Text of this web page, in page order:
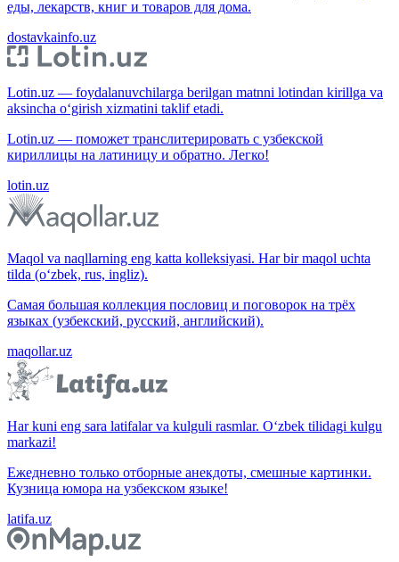
еды, лекарств, книг и товаров для дома.
dostavkainfo.uz
Lotin.uz — foydalanuvchilarga berilgan matnni lotindan kirillga va
aksincha o‘girish xizmatini taklif etadi.
Lotin.uz — поможет транслитерировать с узбекской
кириллицы на латиницу и обратно. Легко!
lotin.uz
Maqol va naqllarning eng katta kolleksiyasi. Har bir maqol uchta
tilda (o‘zbek, rus, ingliz).
Самая большая коллекция пословиц и поговорок на трёх
языках (узбекский, русский, английский).
maqollar.uz
Har kuni eng sara latifalar va kulguli rasmlar. O‘zbek tilidagi kulgu
markazi!
Ежедневно только отборные анекдоты, смешные картинки.
Кузница юмора на узбекском языке!
latifa.uz